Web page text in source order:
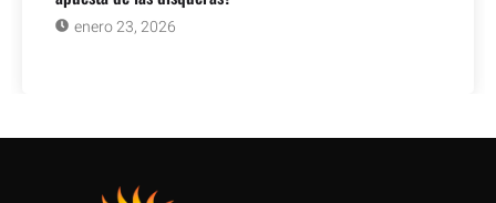
enero 23, 2026